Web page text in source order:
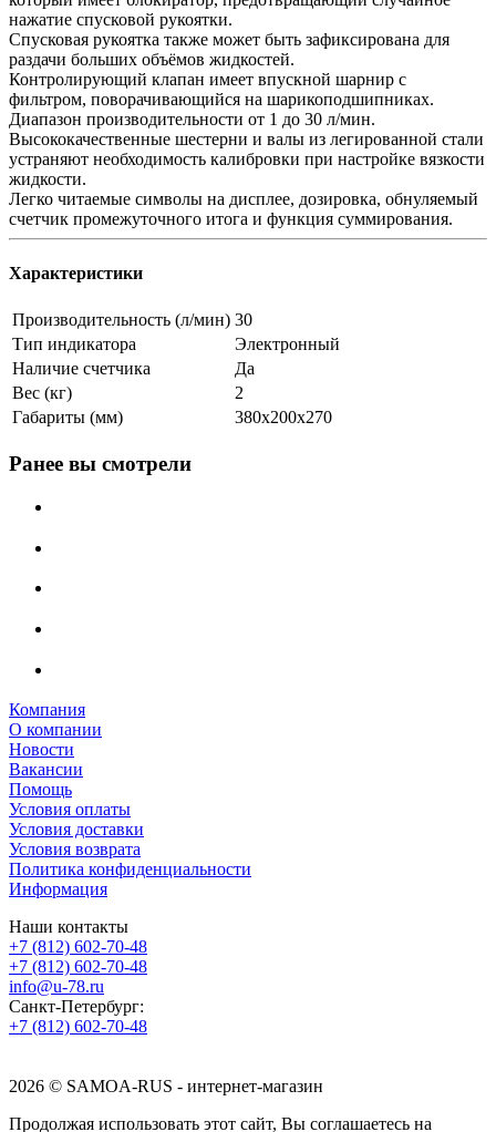
нажатие спусковой рукоятки.
Спусковая рукоятка также может быть зафиксирована для
раздачи больших объёмов жидкостей.
Контролирующий клапан имеет впускной шарнир с
фильтром, поворачивающийся на шарикоподшипниках.
Диапазон производительности от 1 до 30 л/мин.
Высококачественные шестерни и валы из легированной стали
устраняют необходимость калибровки при настройке вязкости
жидкости.
Легко читаемые символы на дисплее, дозировка, обнуляемый
счетчик промежуточного итога и функция суммирования.
Характеристики
Производительность (л/мин) 30
Тип индикатора
Электронный
Наличие счетчика
Да
Вес (кг)
2
Габариты (мм)
380x200x270
Ранее вы смотрели
Компания
О компании
Новости
Вакансии
Помощь
Условия оплаты
Условия доставки
Условия возврата
Политика конфиденциальности
Информация
Наши контакты
+7 (812) 602-70-48
+7 (812) 602-70-48
info@u-78.ru
Санкт-Петербург:
+7 (812) 602-70-48
2026 © SAMOA-RUS - интернет-магазин
Продолжая использовать этот сайт, Вы соглашаетесь на